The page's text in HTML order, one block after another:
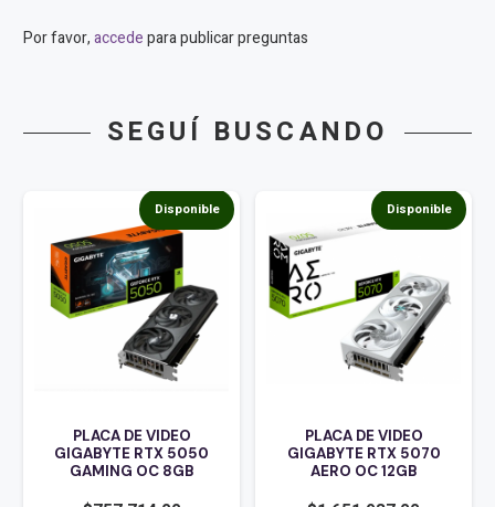
Por favor,accedepara publicar preguntas
SEGUÍ BUSCANDO
Disponible
PLACA DE VIDEO
GIGABYTE RTX 5050
GAMING OC 8GB
Disponible
PLACA DE VIDEO
GIGABYTE RTX 5070
AERO OC 12GB